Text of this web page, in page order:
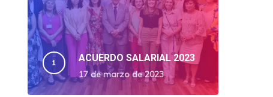
ACUERDO SALARIAL 2023
17 de marzo de 2023